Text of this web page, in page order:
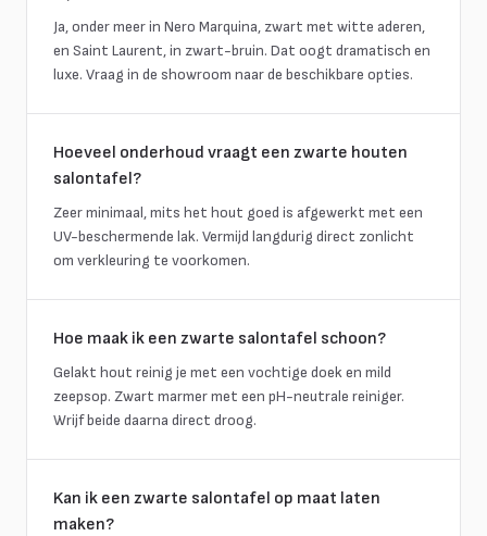
Ja, onder meer in Nero Marquina, zwart met witte aderen,
en Saint Laurent, in zwart-bruin. Dat oogt dramatisch en
luxe. Vraag in de showroom naar de beschikbare opties.
Hoeveel onderhoud vraagt een zwarte houten
salontafel?
Zeer minimaal, mits het hout goed is afgewerkt met een
UV-beschermende lak. Vermijd langdurig direct zonlicht
om verkleuring te voorkomen.
Hoe maak ik een zwarte salontafel schoon?
Gelakt hout reinig je met een vochtige doek en mild
zeepsop. Zwart marmer met een pH-neutrale reiniger.
Wrijf beide daarna direct droog.
Kan ik een zwarte salontafel op maat laten
maken?